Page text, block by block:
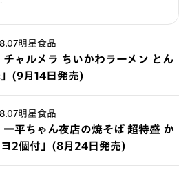
明星食品
チャルメラ ちいかわラーメン とん
」(9月14日発売)
明星食品
一平ちゃん夜店の焼そば 超特盛 か
ヨ2個付」(8月24日発売)